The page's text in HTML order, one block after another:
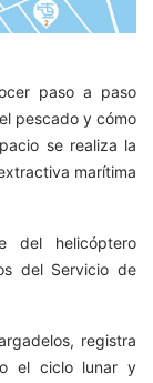
paso a paso
pescado y cómo
se realiza la
marítima
del helicóptero
del Servicio de
registra
el ciclo lunar y